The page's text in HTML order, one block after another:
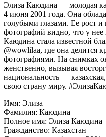
Элиза Каюдина — молодая
4 июня 2001 года. Она
голубыми глазами. Ее рост и
фотографий видно, что у нее
Каюдина стала известной
@wowlilaa, где она делится
фотографиями. На снимках
женственно, вызывая
национальность —
свою страну миру.
Имя: Элиза
Фамилия: Каюдина
Полное имя: Элиза Каюдина
Гражданство: Казахстан